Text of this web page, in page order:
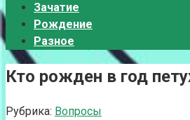
Зачатие
Рождение
Разное
Кто рожден в год
Рубрика: Вопросы